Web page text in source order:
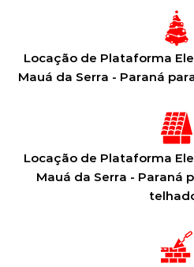
Locação de Plataforma
Mauá da Serra - Paraná
Locação de Plataforma
Mauá da Serra - Paraná